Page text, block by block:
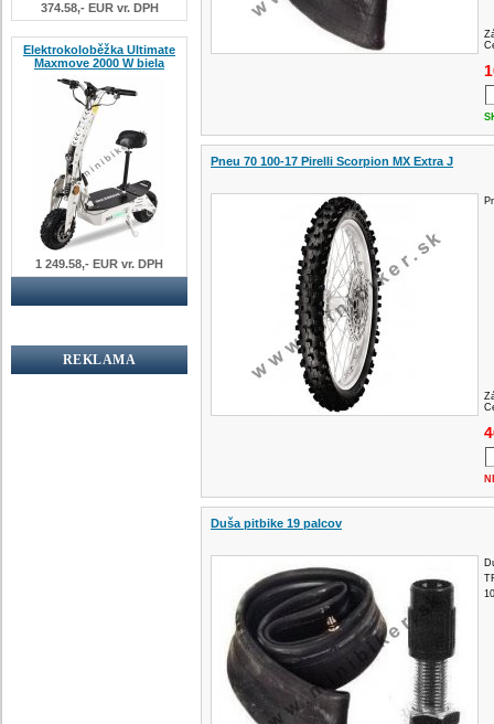
374.58,- EUR vr. DPH
Elektrokoloběžka Ultimate
Maxmove 2000 W biela
1 249.58,- EUR vr. DPH
REKLAMA
Pneu 70 100-17 Pirelli Scorpion MX Extra J
Duša pitbike 19 palcov